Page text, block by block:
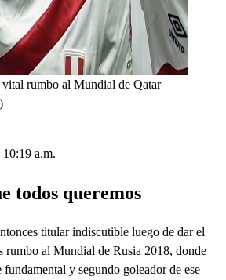
rumbo al Mundial de Qatar
a.m.
todos queremos
titular indiscutible luego de dar el
rumbo al Mundial de Rusia 2018, donde
y segundo goleador de ese